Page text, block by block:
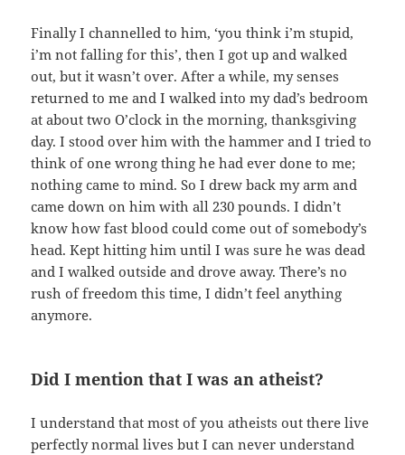
Finally I channelled to him, ‘you think i’m stupid,
i’m not falling for this’, then I got up and walked
out, but it wasn’t over. After a while, my senses
returned to me and I walked into my dad’s bedroom
at about two O’clock in the morning, thanksgiving
day. I stood over him with the hammer and I tried to
think of one wrong thing he had ever done to me;
nothing came to mind. So I drew back my arm and
came down on him with all 230 pounds. I didn’t
know how fast blood could come out of somebody’s
head. Kept hitting him until I was sure he was dead
and I walked outside and drove away. There’s no
rush of freedom this time, I didn’t feel anything
anymore.
Did I mention that I was an atheist?
I understand that most of you atheists out there live
perfectly normal lives but I can never understand